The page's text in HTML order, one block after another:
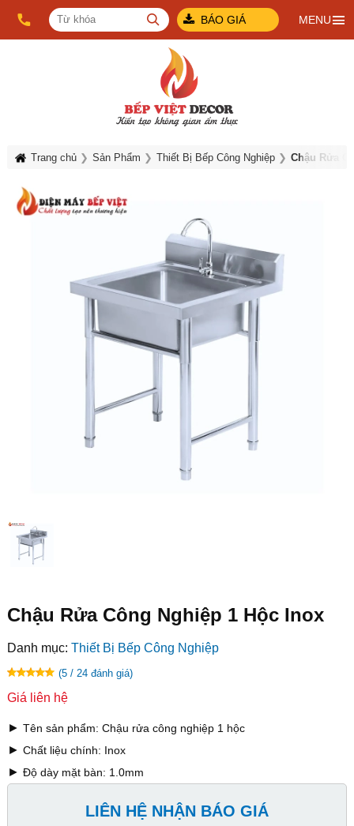
BÁO GIÁ MENU
Trang chủ Sản Phẩm Thiết Bị Bếp Công Nghiệp Chậu Rửa
Chậu Rửa Công Nghiệp 1 Hộc Inox
Danh mục: Thiết Bị Bếp Công Nghiệp
(5 / 24 đánh giá)
Giá liên hệ
► Tên sản phẩm: Chậu rửa công nghiệp 1 hộc
► Chất liệu chính: Inox
► Độ dày mặt bàn: 1.0mm
LIÊN HỆ NHẬN BÁO GIÁ